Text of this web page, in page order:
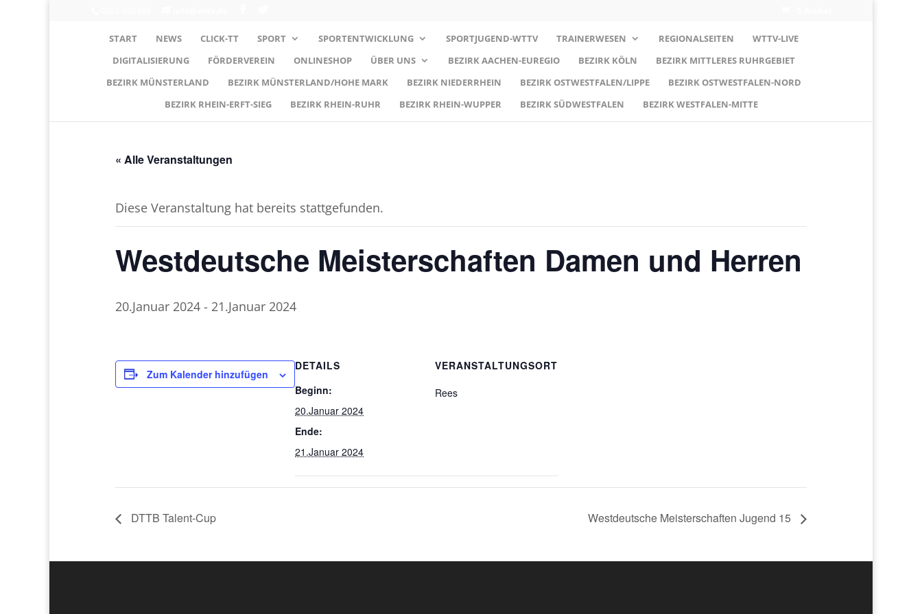
START NEWS CLICK-TT SPORT SPORTENTWICKLUNG SPORTJUGEND-WTTV TRAINERWESEN REGIONALSEITEN
WTTV-LIVE
DIGITALISIERUNG
FÖRDERVEREIN ONLINESHOP ÜBER UNS BEZIRK AACHEN-EUREGIO BEZIRK KÖLN
BEZIRK MITTLERES RUHRGEBIET
BEZIRK MÜNSTERLAND
BEZIRK MÜNSTERLAND/HOHE MARK BEZIRK NIEDERRHEIN BEZIRK OSTWESTFALEN/LIPPE
BEZIRK OSTWESTFALEN-NORD
BEZIRK RHEIN-ERFT-SIEG
BEZIRK RHEIN-RUHR BEZIRK RHEIN-WUPPER BEZIRK SÜDWESTFALEN BEZIRK WESTFALEN-MITTE
« Alle Veranstaltungen
Diese Veranstaltung hat bereits stattgefunden.
Westdeutsche Meisterschaften Damen und Herren
20.Januar 2024 - 21.Januar 2024
Zum Kalender hinzufügen
DETAILS
Beginn:
20.Januar 2024
Ende:
21.Januar 2024
VERANSTALTUNGSORT
Rees
DTTB Talent-Cup Westdeutsche Meisterschaften Jugend 15